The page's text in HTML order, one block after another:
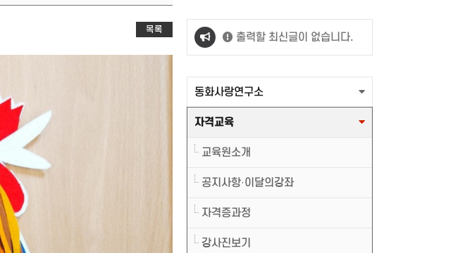
목록
출력할 최신글이 없습니다.
동화사랑연구소
자격교육
교육원소개
공지사항·이달의강좌
자격증과정
강사진보기